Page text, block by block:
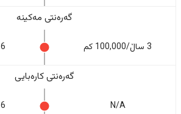
گەرەنتی مەکینە
3 ساڵ/100,000 کم 6 ساڵ/200,000 کم
گەرەنتی کارەبایی
N/A 6 ساڵ/200,000 کم